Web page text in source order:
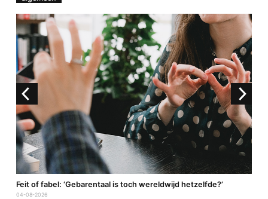
Feit of fabel: ‘Gebarentaal is toch wereldwijd hetzelfde?’
04-08-2026